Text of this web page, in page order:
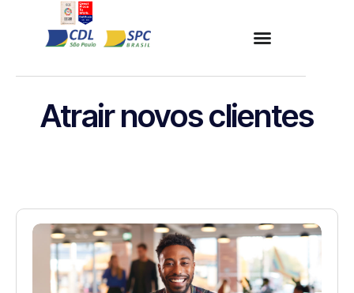
Atrair novos clientes